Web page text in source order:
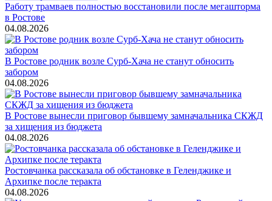
Работу трамваев полностью восстановили после мегашторма
в Ростове
04.08.2026
В Ростове родник возле Сурб-Хача не станут обносить
забором
04.08.2026
В Ростове вынесли приговор бывшему замначальника СКЖД
за хищения из бюджета
04.08.2026
Ростовчанка рассказала об обстановке в Геленджике и
Архипке после теракта
04.08.2026